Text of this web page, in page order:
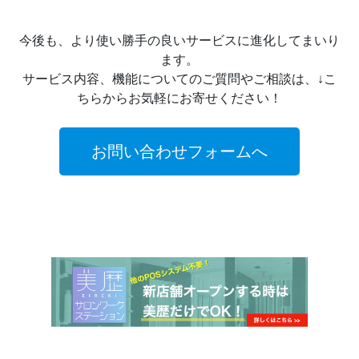
今後も、より使い勝手の良いサービスに進化してまいり
ます。
サービス内容、機能についてのご質問やご相談は、↓こ
ちらからお気軽にお寄せください！
お問い合わせフォームへ